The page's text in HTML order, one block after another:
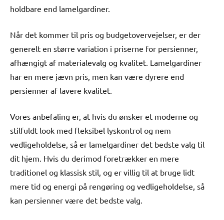
holdbare end lamelgardiner.
Når det kommer til pris og budgetovervejelser, er der
generelt en større variation i priserne for persienner,
afhængigt af materialevalg og kvalitet. Lamelgardiner
har en mere jævn pris, men kan være dyrere end
persienner af lavere kvalitet.
Vores anbefaling er, at hvis du ønsker et moderne og
stilfuldt look med fleksibel lyskontrol og nem
vedligeholdelse, så er lamelgardiner det bedste valg til
dit hjem. Hvis du derimod foretrækker en mere
traditionel og klassisk stil, og er villig til at bruge lidt
mere tid og energi på rengøring og vedligeholdelse, så
kan persienner være det bedste valg.